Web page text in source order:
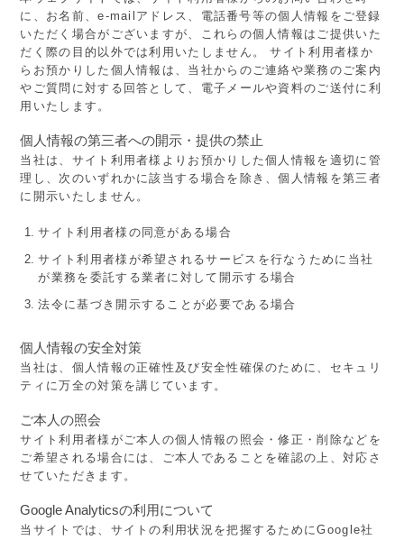
に、お名前、e-mailアドレス、電話番号等の個人情報をご登録
いただく場合がございますが、これらの個人情報はご提供いた
だく際の目的以外では利用いたしません。 サイト利用者様か
らお預かりした個人情報は、当社からのご連絡や業務のご案内
やご質問に対する回答として、電子メールや資料のご送付に利
用いたします。
個人情報の第三者への開示・提供の禁止
当社は、サイト利用者様よりお預かりした個人情報を適切に管
理し、次のいずれかに該当する場合を除き、個人情報を第三者
に開示いたしません。
サイト利用者様の同意がある場合
サイト利用者様が希望されるサービスを行なうために当社
が業務を委託する業者に対して開示する場合
法令に基づき開示することが必要である場合
個人情報の安全対策
当社は、個人情報の正確性及び安全性確保のために、セキュリ
ティに万全の対策を講じています。
ご本人の照会
サイト利用者様がご本人の個人情報の照会・修正・削除などを
ご希望される場合には、ご本人であることを確認の上、対応さ
せていただきます。
Google Analyticsの利用について
当サイトでは、サイトの利用状況を把握するためにGoogle社